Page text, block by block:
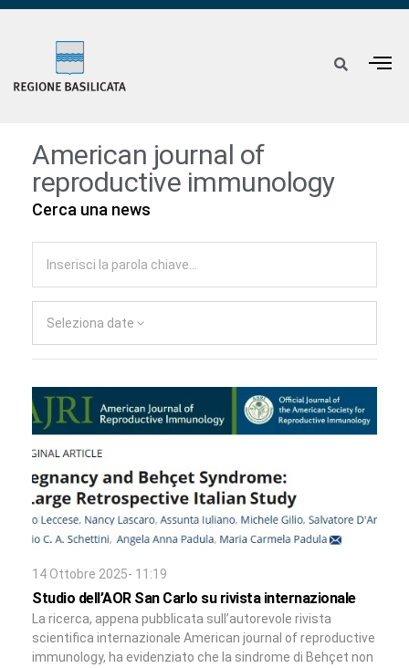
American journal of
reproductive immunology
Cerca una news
Seleziona date
14 Ottobre 2025- 11:19
Studio dell’AOR San Carlo su rivista internazionale
La ricerca, appena pubblicata sull’autorevole rivista
scientifica internazionale American journal of reproductive
immunology, ha evidenziato che la sindrome di Behçet non